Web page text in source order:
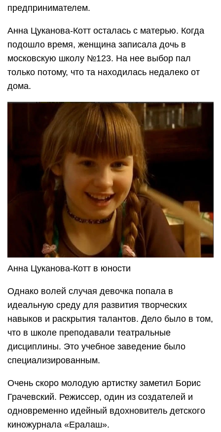
предпринимателем.
Анна Цуканова-Котт осталась с матерью. Когда
подошло время, женщина записала дочь в
московскую школу №123. На нее выбор пал
только потому, что та находилась недалеко от
дома.
Анна Цуканова-Котт в юности
Однако волей случая девочка попала в
идеальную среду для развития творческих
навыков и раскрытия талантов. Дело было в том,
что в школе преподавали театральные
дисциплины. Это учебное заведение было
специализированным.
Очень скоро молодую артистку заметил Борис
Грачевский. Режиссер, один из создателей и
одновременно идейный вдохновитель детского
киножурнала «Ералаш».